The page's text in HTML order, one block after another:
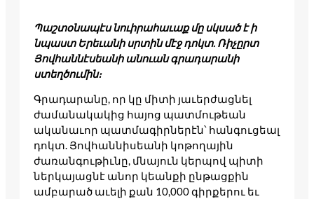
Պաշտօնապէս նուիրահաւաք մը սկսած է ի
նպաստ Երեւանի սրտին մէջ դոկտ. Ռիչըրտ
Յովհաննէսեանի անուան գրադարանի
ստեղծումին։
Գրադարանը, որ կը միտի յաւերժացնել
ժամանակակից հայոց պատմութեան
ականաւոր պատմագիրներէն՝ հանգուցեալ
դոկտ. Յովհաննիսեանի կոթողային
ժառանգութիւնը, մնայուն կերպով պիտի
ներկայացնէ անոր կեանքի ընթացքին
ամբարած աւելի քան 10,000 գիրքերու եւ